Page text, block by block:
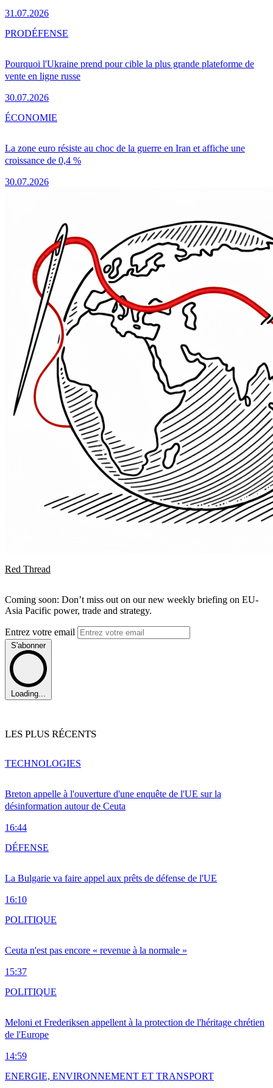
31.07.2026
Pourquoi l'Ukraine prend pour cible la plus grande plateforme de
vente en ligne russe
30.07.2026
PRODÉFENSE
La zone euro résiste au choc de la guerre en Iran et affiche une
croissance de 0,4 %
30.07.2026
ÉCONOMIE
Red Thread
Coming soon: Don’t miss out on our new weekly briefing on EU-
Asia Pacific power, trade and strategy.
Entrez votre email
S'abonner
Loading...
LES PLUS RÉCENTS
Breton appelle à l'ouverture d'une enquête de l'UE sur la
désinformation autour de Ceuta
16:44
TECHNOLOGIES
La Bulgarie va faire appel aux prêts de défense de l'UE
16:10
DÉFENSE
Ceuta n'est pas encore « revenue à la normale »
15:37
POLITIQUE
Meloni et Frederiksen appellent à la protection de l'héritage chrétien
de l'Europe
14:59
POLITIQUE
ENERGIE, ENVIRONNEMENT ET TRANSPORT